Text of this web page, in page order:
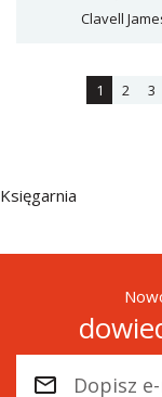
Clavell
1 2 3
Księgarnia